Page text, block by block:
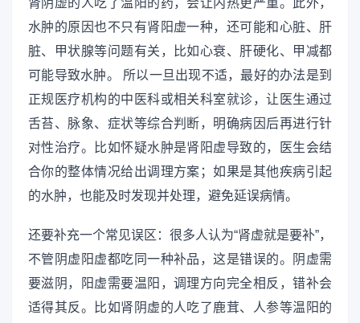
水肿的原因也不只有肾阳虚一种，还可能和心脏、肝
脏、甲状腺等问题有关，比如心衰、肝硬化、甲减都
可能导致水肿。 所以一旦出现不适，最好的办法是到
正规医疗机构的中医科或相关科室就诊，让医生通过
舌苔、脉象、症状等综合判断，明确病因后再进行针
对性治疗。比如怀疑水肿是肾阳虚导致的，医生会结
合你的整体情况给出调理方案；如果是其他疾病引起
的水肿，也能及时发现并处理，避免延误病情。
还要补充一个常见误区：很多人认为“肾虚就是要补”，
不管阴虚阳虚都吃同一种补品，这是错误的。阴虚需
要滋阴，阳虚需要温阳，调理方向完全相反，错补会
适得其反。比如肾阴虚的人吃了鹿茸、人参等温阳的